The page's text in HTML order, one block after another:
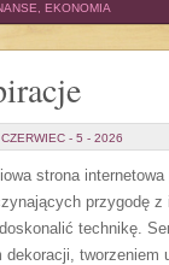
EKONOMIA
- 5 - 2026
strona
przygodę
technikę.
tworzeniem